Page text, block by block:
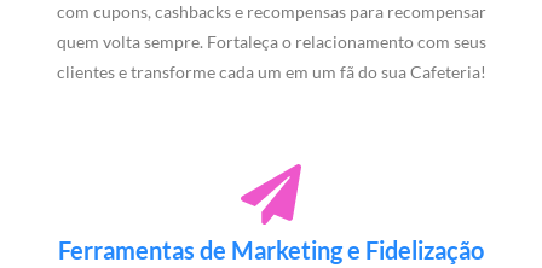
com cupons, cashbacks e recompensas para recompensar
quem volta sempre. Fortaleça o relacionamento com seus
clientes e transforme cada um em um fã do sua Cafeteria!
Ferramentas de Marketing e Fidelização